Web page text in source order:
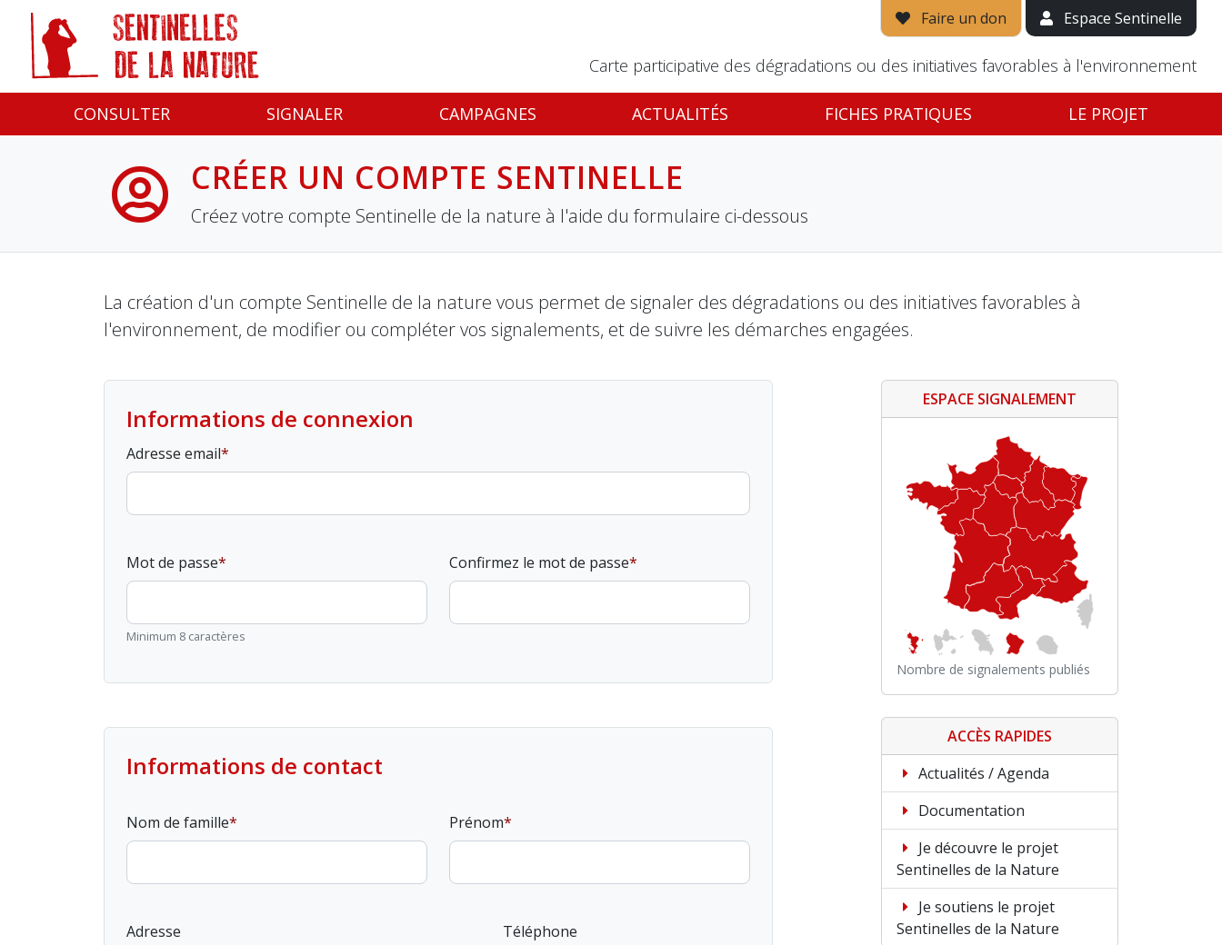
Faire un don Espace Sentinelle
Carte participative des dégradations ou des initiatives favorables à l'environnement
CONSULTER SIGNALER CAMPAGNES ACTUALITÉS FICHES PRATIQUES LE PROJET
CRÉER UN COMPTE SENTINELLE
Créez votre compte Sentinelle de la nature à l'aide du formulaire ci-dessous
La création d'un compte Sentinelle de la nature vous permet de signaler des dégradations ou des initiatives favorables à
l'environnement, de modifier ou compléter vos signalements, et de suivre les démarches engagées.
Informations de connexion
Adresse email
Mot de passe
Minimum 8 caractères
Confirmez le mot de passe
Informations de contact
Nom de famille Prénom
Adresse Téléphone
ESPACE SIGNALEMENT
Nombre de signalements publiés
ACCÈS RAPIDES
Actualités / Agenda
Documentation
Je découvre le projet
Sentinelles de la Nature
Je soutiens le projet
Sentinelles de la Nature
Panneau de gestion des cookies